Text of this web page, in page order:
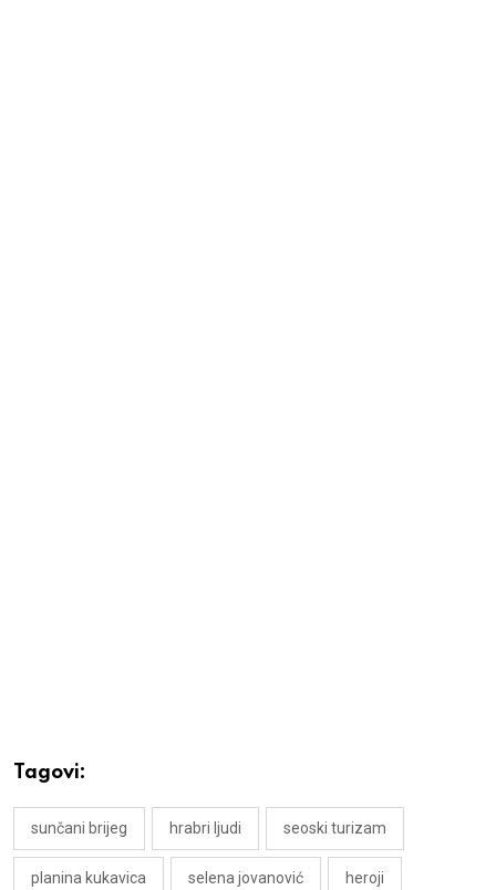
Tagovi:
sunčani brijeg hrabri ljudi seoski turizam
planina kukavica selena jovanović heroji